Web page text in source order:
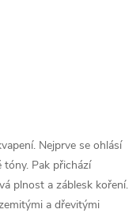
Nejprve se ohlásí
tóny. Pak přichází
plnost a záblesk koření.
a dřevitými